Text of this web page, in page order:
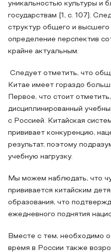
уникальностью культуры и
государствам [1, с. 107].
структур общего и высшего
определение перспектив
крайне актуальным.
Следует отметить, что
Китае имеет гораздо
Первое, что стоит
дисциплинированный
с Россией. Китайская
прививает конкуренцию,
результат, поэтому
учебную нагрузку.
Мы можем наблюдать, что
прививается китайским
образования, что
ежедневного поднятия
Вместе с тем, необходимо
время в России также